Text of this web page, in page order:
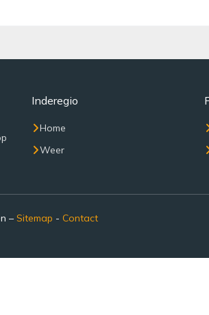
Inderegio
Home
Weer
– Sitemap - Contact